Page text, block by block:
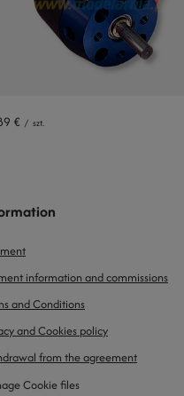
€ / szt.
information and commissions
and Conditions
and Cookies policy
from the agreement
Cookie files